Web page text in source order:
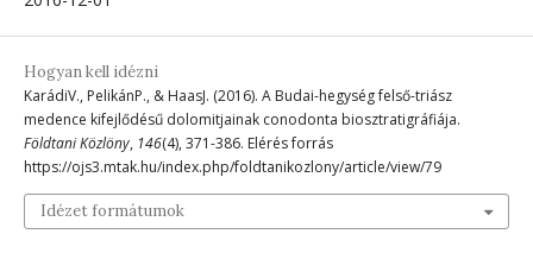
Hogyan kell idézni
KarádiV., PelikánP., & HaasJ. (2016). A Budai-hegység felső-triász
medence kifejlődésű dolomitjainak conodonta biosztratigráfiája.
Földtani Közlöny, 146(4), 371-386. Elérés forrás
https://ojs3.mtak.hu/index.php/foldtanikozlony/article/view/79
Idézet formátumok